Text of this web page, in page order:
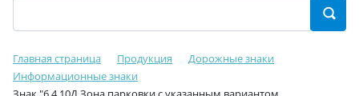
Главная страница Продукция
Дорожные знаки
Информационные знаки